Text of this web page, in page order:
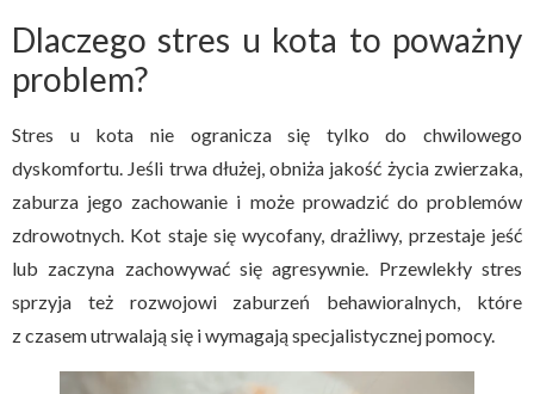
Dlaczego stres u kota to poważny
problem?
Stres u kota nie ogranicza się tylko do chwilowego
dyskomfortu. Jeśli trwa dłużej, obniża jakość życia zwierzaka,
zaburza jego zachowanie i może prowadzić do problemów
zdrowotnych. Kot staje się wycofany, drażliwy, przestaje jeść
lub zaczyna zachowywać się agresywnie. Przewlekły stres
sprzyja też rozwojowi zaburzeń behawioralnych, które
z czasem utrwalają się i wymagają specjalistycznej pomocy.